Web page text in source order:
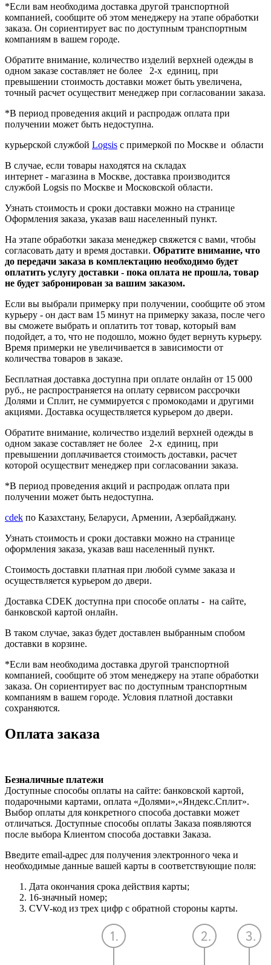
*Если вам необходима доставка другой транспортной
компанией, сообщите об этом менеджеру на этапе обработки
заказа. Он сориентирует вас по доступным транспортным
компаниям в вашем городе.
Обратите внимание, количество изделий верхней одежды в
одном заказе составляет не более 2-х единиц, при
превышении стоимость доставки может быть увеличена,
точный расчет осуществит менеджер при согласовании заказа.
*В период проведения акций и распродаж оплата при
получении может быть недоступна.
курьерской службой Logsis с примеркой по Москве и области
В случае, если товары находятся на складах
интернет - магазина в Москве, доставка производится
службой Logsis по Москве и Московской области.
Узнать стоимость и сроки доставки можно на странице
Оформления заказа, указав ваш населенный пункт.
На этапе обработки заказа менеджер свяжется с вами, чтобы
согласовать дату и время доставки. Обратите внимание, что
до передачи заказа в комплектацию необходимо будет
оплатить услугу доставки - пока оплата не прошла, товар
не будет забронирован за вашим заказом.
Если вы выбрали примерку при получении, сообщите об этом
курьеру - он даст вам 15 минут на примерку заказа, после чего
вы сможете выбрать и оплатить тот товар, который вам
подойдет, а то, что не подошло, можно будет вернуть курьеру.
Время примерки не увеличивается в зависимости от
количества товаров в заказе.
Бесплатная доставка доступна при оплате онлайн от 15 000
руб., не распространяется на оплату сервисом рассрочки
Долями и Сплит, не суммируется с промокодами и другими
акциями. Доставка осуществляется курьером до двери.
Обратите внимание, количество изделий верхней одежды в
одном заказе составляет не более 2-х единиц, при
превышении доплачивается стоимость доставки, расчет
которой осуществит менеджер при согласовании заказа.
*В период проведения акций и распродаж оплата при
получении может быть недоступна.
cdek по Казахстану, Беларуси, Армении, Азербайджану.
Узнать стоимость и сроки доставки можно на странице
оформления заказа, указав ваш населенный пункт.
Стоимость доставки платная при любой сумме заказа и
осуществляется курьером до двери.
Доставка CDEK доступна при способе оплаты - на сайте,
банковской картой онлайн.
В таком случае, заказ будет доставлен выбранным спобом
доставки в корзине.
*Если вам необходима доставка другой транспортной
компанией, сообщите об этом менеджеру на этапе обработки
заказа. Он сориентирует вас по доступным транспортным
компаниям в вашем городе. Условия платной доставки
сохраняются.
Оплата заказа
Безналичные платежи
Доступные способы оплаты на сайте: банковской картой,
подарочными картами, оплата «Долями»,«Яндекс.Сплит».
Выбор оплаты для конкретного способа доставки может
отличаться. Доступные способы оплаты Заказа появляются
после выбора Клиентом способа доставки Заказа.
Введите email-адрес для получения электронного чека и
необходимые данные вашей карты в соответствующие поля:
Дата окончания срока действия карты;
16-значный номер;
CVV-код из трех цифр с обратной стороны карты.